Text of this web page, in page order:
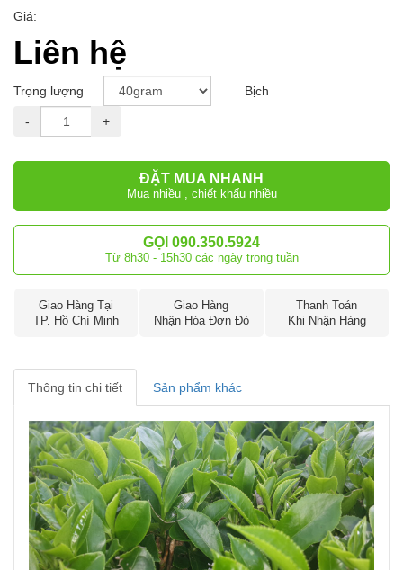
Giá:
Liên hệ
Trọng lượng Bịch
- +
ĐẶT MUA NHANH
Mua nhiều , chiết khấu nhiều
GỌI 090.350.5924
Từ 8h30 - 15h30 các ngày trong tuần
Giao Hàng Tại
TP. Hồ Chí Minh
Giao Hàng
Nhận Hóa Đơn Đỏ
Thanh Toán
Khi Nhận Hàng
Thông tin chi tiết Sản phẩm khác